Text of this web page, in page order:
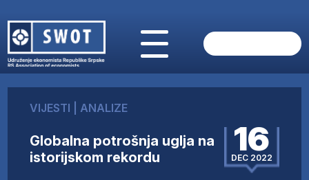
O NAMA
AKTUELNO
ANALIZE
VIJESTI ANALIZE
Globalna potrošnja uglja na
istorijskom rekordu
16
DEC 2022